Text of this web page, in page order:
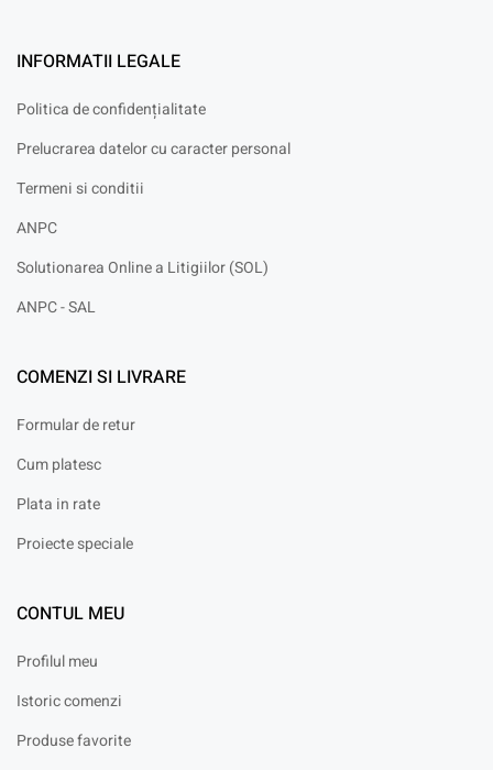
INFORMATII LEGALE
Politica de confidențialitate
Prelucrarea datelor cu caracter personal
Termeni si conditii
ANPC
Solutionarea Online a Litigiilor (SOL)
ANPC - SAL
COMENZI SI LIVRARE
Formular de retur
Cum platesc
Plata in rate
Proiecte speciale
CONTUL MEU
Profilul meu
Istoric comenzi
Produse favorite